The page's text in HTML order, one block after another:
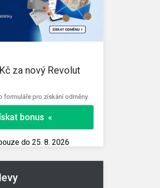
za nový Revolut
formuláře pro získání odměny.
bonus «
do 25. 8. 2026